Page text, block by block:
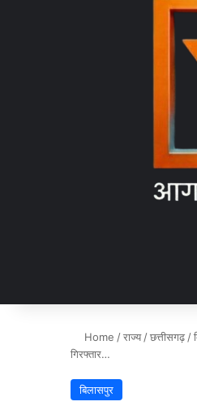
Home /राज्य /छत्तीसगढ़ /
गिरफ्तार…
बिलासपुर